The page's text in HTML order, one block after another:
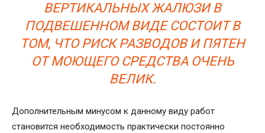
ВЕРТИКАЛЬНЫХ ЖАЛЮЗИ В
ПОДВЕШЕННОМ ВИДЕ СОСТОИТ В
ТОМ, ЧТО РИСК РАЗВОДОВ И ПЯТЕН
ОТ МОЮЩЕГО СРЕДСТВА ОЧЕНЬ
ВЕЛИК.
Дополнительным минусом к данному виду работ
становится необходимость практически постоянно